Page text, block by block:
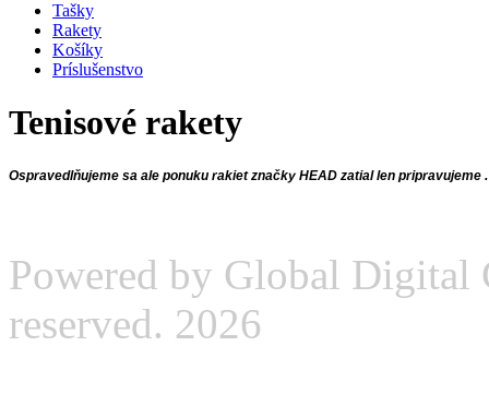
Tašky
Rakety
Košíky
Príslušenstvo
Tenisové rakety
Ospravedlňujeme sa ale ponuku rakiet značky HEAD zatial len pripravujeme
Powered by Global
reserved. 2026